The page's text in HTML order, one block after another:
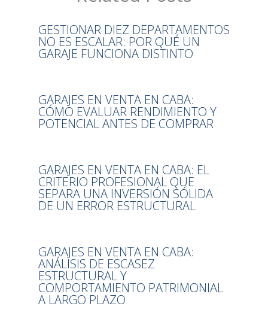
GESTIONAR DIEZ DEPARTAMENTOS
NO ES ESCALAR: POR QUÉ UN
GARAJE FUNCIONA DISTINTO
GARAJES EN VENTA EN CABA:
CÓMO EVALUAR RENDIMIENTO Y
POTENCIAL ANTES DE COMPRAR
GARAJES EN VENTA EN CABA: EL
CRITERIO PROFESIONAL QUE
SEPARA UNA INVERSIÓN SÓLIDA
DE UN ERROR ESTRUCTURAL
GARAJES EN VENTA EN CABA:
ANÁLISIS DE ESCASEZ
ESTRUCTURAL Y
COMPORTAMIENTO PATRIMONIAL
A LARGO PLAZO